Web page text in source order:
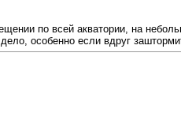
по всей акватории, на
особенно если вдруг